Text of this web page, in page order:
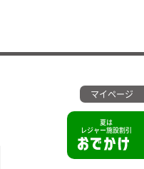
夏は
レジャー施設割引
マイページ